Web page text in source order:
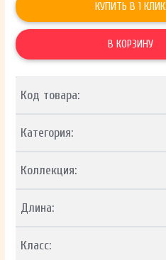
КУПИТЬ В 1 КЛИК
В КОРЗИНУ
Код товара:
Категория:
Коллекция:
Длина:
Класс: